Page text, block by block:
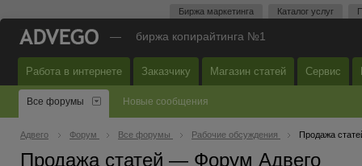
Биржа маркетинга Каталог услуг
— биржа копирайтинга №1
Работа в интернете Заказчику Магазин статей Сервис
Все форумы Новые сообщения
Адвего Форум Все форумы Рабочие обсуждения Продажа
Продажа статей — Форум Адвего